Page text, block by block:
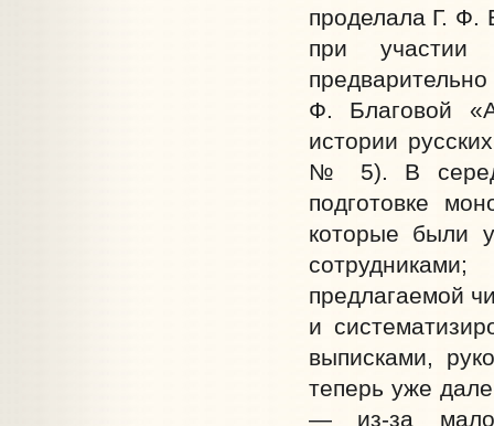
проделала Г. Ф.
при
Ф. Благовой
истории
№ 5). В
подготовке
которые были
предлагаемой
и
выписками,
теперь уже
— из-за